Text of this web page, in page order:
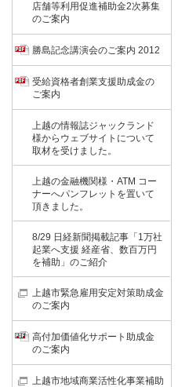
店舗等利用促進補助金2次募集
のご案内
勝島記念講演会のご案内 2012
受給資格者創業支援助成金の
ご案内
上越の情報誌ジャックランド
様からウェブサイトについて
取材を受けました。
上越の金融機関様・ATM コー
ナーへパンフレットを置いて
頂きました。
8/29 日経新聞掲載記事「1万社
起業へ支援 経産省、数百万円
を補助」のご紹介
上越市緊急雇用安定対策助成金
のご案内
高付加価値化サポート助成金
のご案内
上越市地域商業活性化事業補助